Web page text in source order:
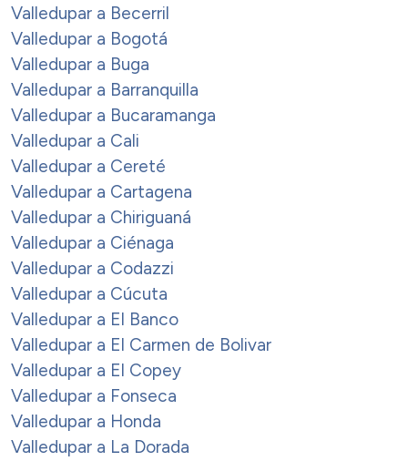
Valledupar a Becerril
Valledupar a Bogotá
Valledupar a Buga
Valledupar a Barranquilla
Valledupar a Bucaramanga
Valledupar a Cali
Valledupar a Cereté
Valledupar a Cartagena
Valledupar a Chiriguaná
Valledupar a Ciénaga
Valledupar a Codazzi
Valledupar a Cúcuta
Valledupar a El Banco
Valledupar a El Carmen de Bolivar
Valledupar a El Copey
Valledupar a Fonseca
Valledupar a Honda
Valledupar a La Dorada